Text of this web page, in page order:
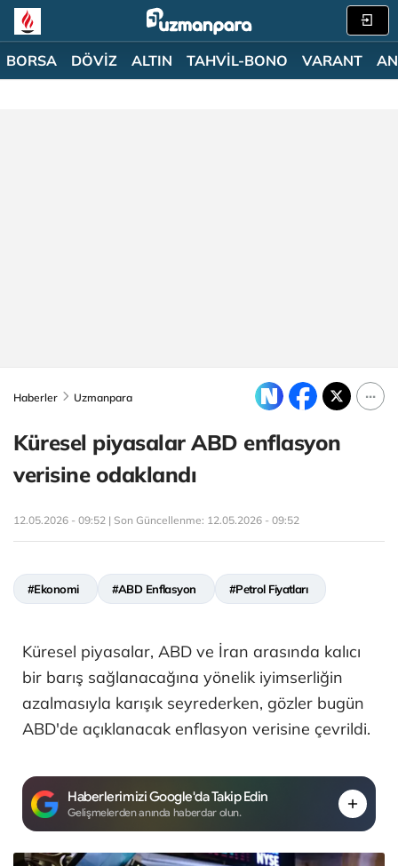
BORSA DÖVİZ ALTIN TAHVİL-BONO VARANT
Haberler Uzmanpara
Küresel piyasalar ABD enflasyon
verisine odaklandı
12.05.2026 - 09:52 | Son Güncellenme: 12.05.2026 - 09:52
#Ekonomi #ABD Enflasyon #Petrol Fiyatları
Küresel piyasalar, ABD ve İran arasında kalıcı
bir barış sağlanacağına yönelik iyimserliğin
azalmasıyla karışık seyrederken, gözler bugün
ABD'de açıklanacak enflasyon verisine çevrildi.
Haberlerimizi Google'da Takip Edin
Gelişmelerden anında haberdar olun.